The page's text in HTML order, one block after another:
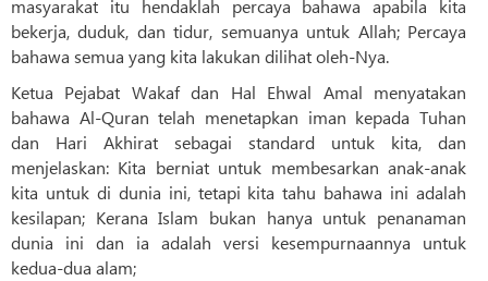
masyarakat itu hendaklah percaya bahawa apabila kita
bekerja, duduk, dan tidur, semuanya untuk Allah; Percaya
bahawa semua yang kita lakukan dilihat oleh-Nya.
Ketua Pejabat Wakaf dan Hal Ehwal Amal menyatakan
bahawa Al-Quran telah menetapkan iman kepada Tuhan
dan Hari Akhirat sebagai standard untuk kita, dan
menjelaskan: Kita berniat untuk membesarkan anak-anak
kita untuk di dunia ini, tetapi kita tahu bahawa ini adalah
kesilapan; Kerana Islam bukan hanya untuk penanaman
dunia ini dan ia adalah versi kesempurnaannya untuk
kedua-dua alam;